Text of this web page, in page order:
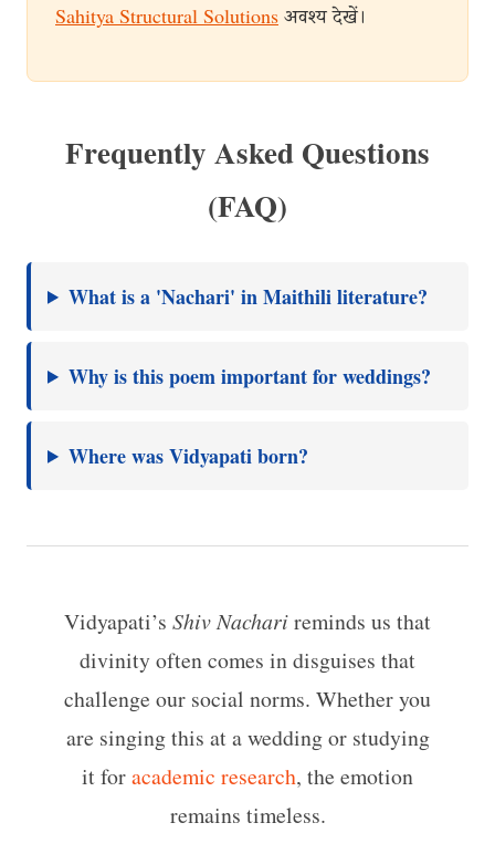
Sahitya Structural Solutions अवश्य देखें।
Frequently Asked Questions
(FAQ)
What is a 'Nachari' in Maithili literature?
Why is this poem important for weddings?
Where was Vidyapati born?
Vidyapati’s Shiv Nacharireminds us that
divinity often comes in disguises that
challenge our social norms. Whether you
are singing this at a wedding or studying
it foracademic research, the emotion
remains timeless.